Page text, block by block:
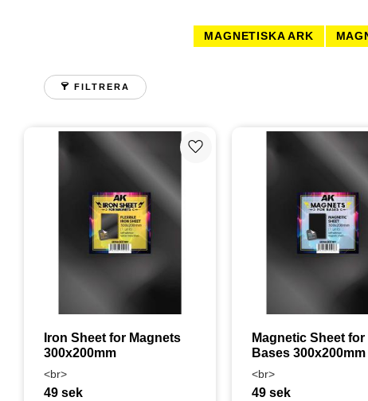
MAGNETISKA ARK
FILTRERA
Iron Sheet for Magnets
300x200mm
<br>
49 sek
Lägg till i favoriter
Magnetic Sheet for
Bases 300x200mm
<br>
49sek